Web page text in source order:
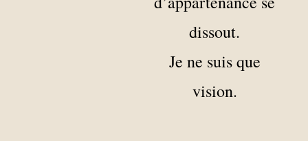
dissout.
Je ne suis que
vision.